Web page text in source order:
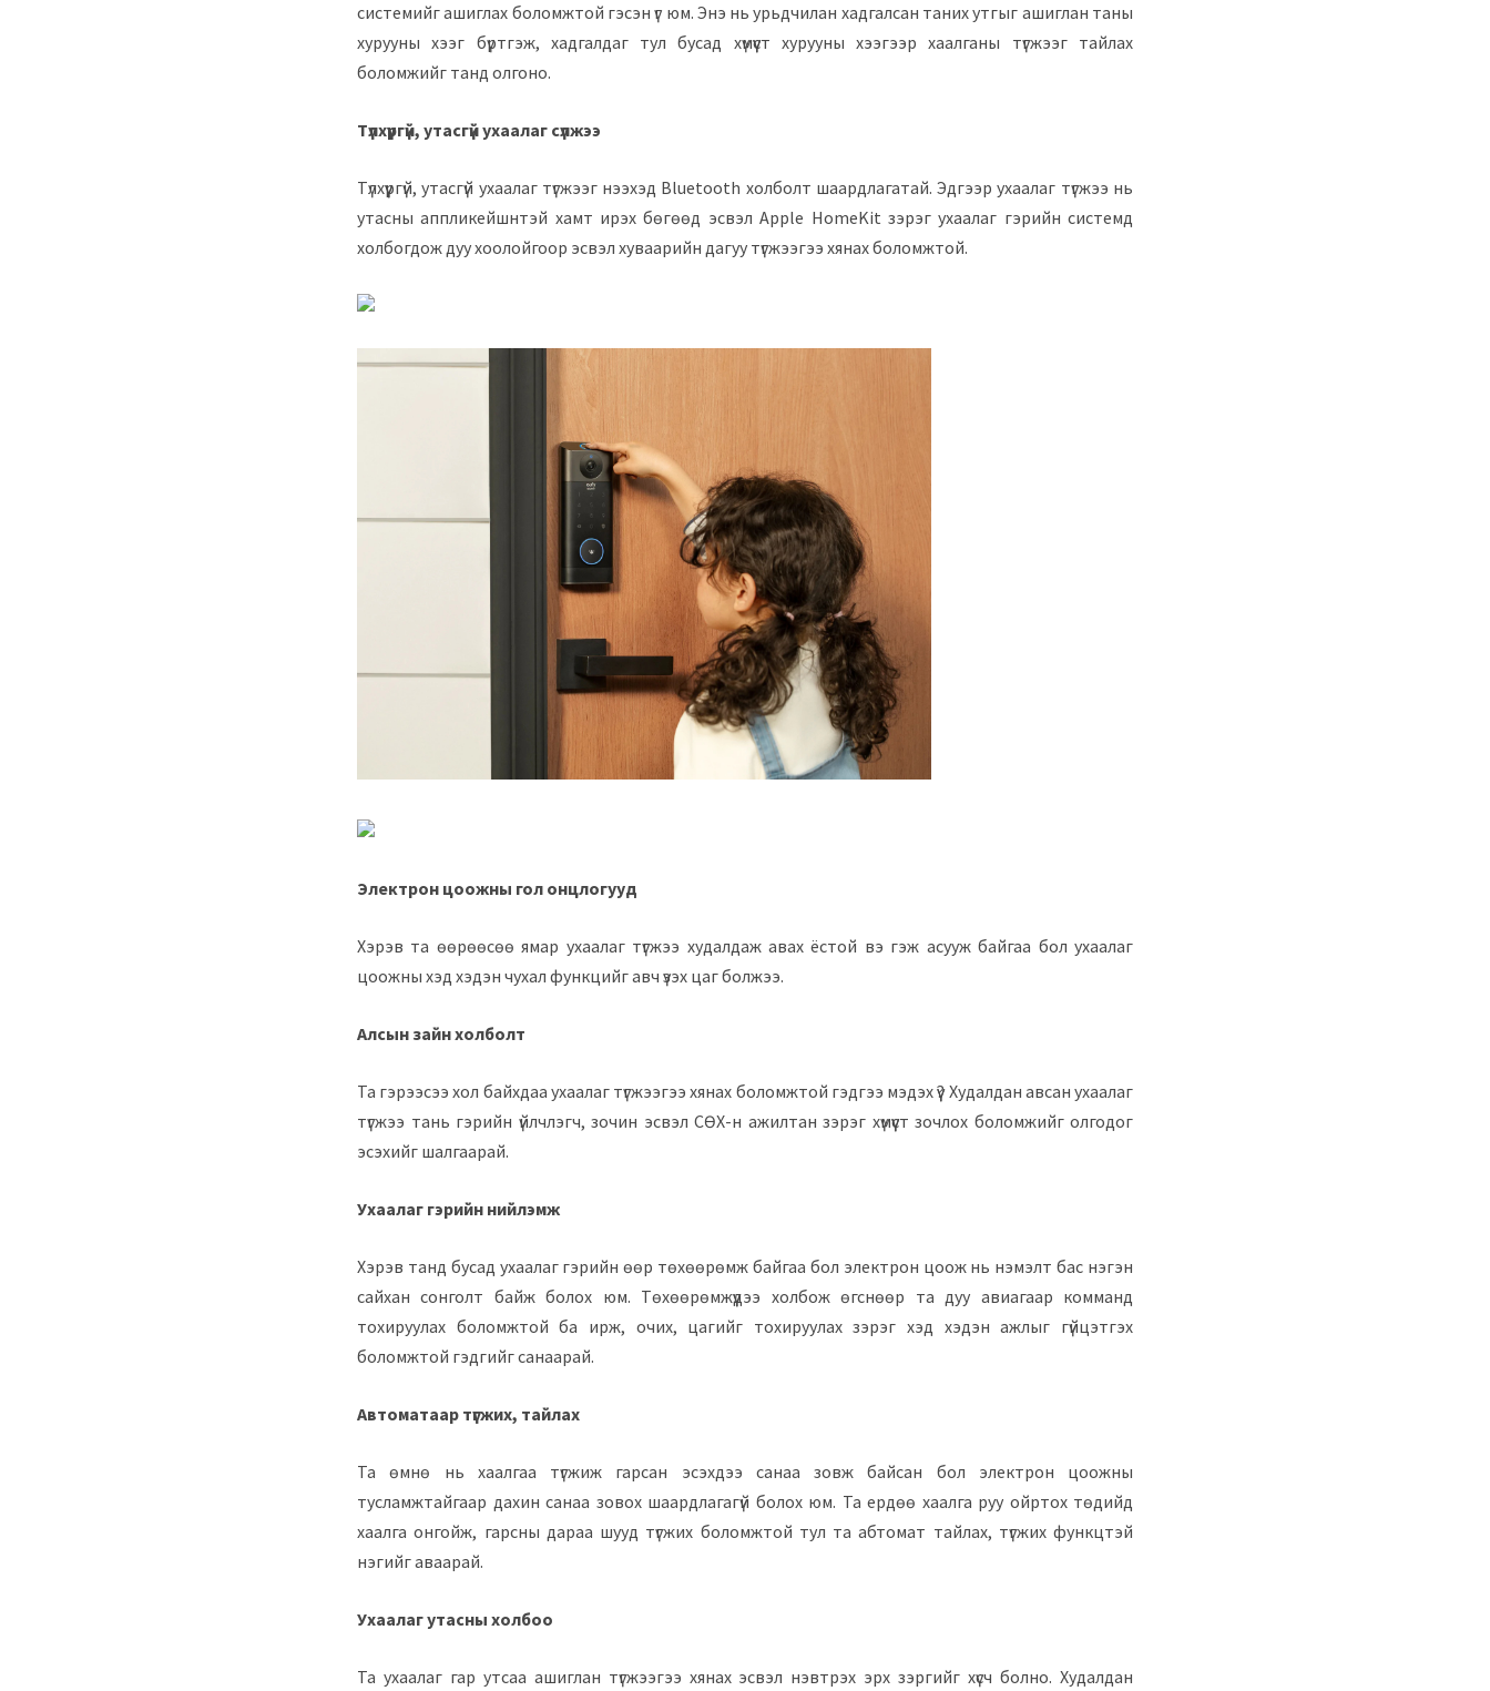
системийг ашиглах боломжтой гэсэн үг юм. Энэ нь урьдчилан хадгалсан таних утгыг ашиглан таны
хурууны хээг бүртгэж, хадгалдаг тул бусад хүмүүст хурууны хээгээр хаалганы түгжээг тайлах
боломжийг танд олгоно.
Түлхүүргүй, утасгүй ухаалаг сүлжээ
Түлхүүргүй, утасгүй ухаалаг түгжээг нээхэд Bluetooth холболт шаардлагатай. Эдгээр ухаалаг түгжээ нь
утасны аппликейшнтэй хамт ирэх бөгөөд эсвэл Apple HomeKit зэрэг ухаалаг гэрийн системд
холбогдож дуу хоолойгоор эсвэл хуваарийн дагуу түгжээгээ хянах боломжтой.
Электрон цоожны гол онцлогууд
Хэрэв та өөрөөсөө ямар ухаалаг түгжээ худалдаж авах ёстой вэ гэж асууж байгаа бол ухаалаг
цоожны хэд хэдэн чухал функцийг авч үзэх цаг болжээ.
Алсын зайн холболт
Та гэрээсээ хол байхдаа ухаалаг түгжээгээ хянах боломжтой гэдгээ мэдэх үү? Худалдан авсан ухаалаг
түгжээ тань гэрийн үйлчлэгч, зочин эсвэл СӨХ-н ажилтан зэрэг хүмүүст зочлох боломжийг олгодог
эсэхийг шалгаарай.
Ухаалаг гэрийн нийлэмж
Хэрэв танд бусад ухаалаг гэрийн өөр төхөөрөмж байгаа бол электрон цоож нь нэмэлт бас нэгэн
сайхан сонголт байж болох юм. Төхөөрөмжүүдээ холбож өгснөөр та дуу авиагаар комманд
тохируулах боломжтой ба ирж, очих, цагийг тохируулах зэрэг хэд хэдэн ажлыг гүйцэтгэх
боломжтой гэдгийг санаарай.
Автоматаар түгжих, тайлах
Та өмнө нь хаалгаа түгжиж гарсан эсэхдээ санаа зовж байсан бол электрон цоожны
тусламжтайгаар дахин санаа зовох шаардлагагүй болох юм. Та ердөө хаалга руу ойртох төдийд
хаалга онгойж, гарсны дараа шууд түгжих боломжтой тул та абтомат тайлах, түгжих функцтэй
нэгийг аваарай.
Ухаалаг утасны холбоо
Та ухаалаг гар утсаа ашиглан түгжээгээ хянах эсвэл нэвтрэх эрх зэргийг хүсч болно. Худалдан